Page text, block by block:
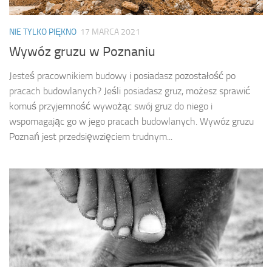
NIE TYLKO PIĘKNO 17 MARCA 2021
Wywóz gruzu w Poznaniu
Jesteś pracownikiem budowy i posiadasz pozostałość po
pracach budowlanych? Jeśli posiadasz gruz, możesz sprawić
komuś przyjemność wywożąc swój gruz do niego i
wspomagając go w jego pracach budowlanych. Wywóz gruzu
Poznań jest przedsięwzięciem trudnym...